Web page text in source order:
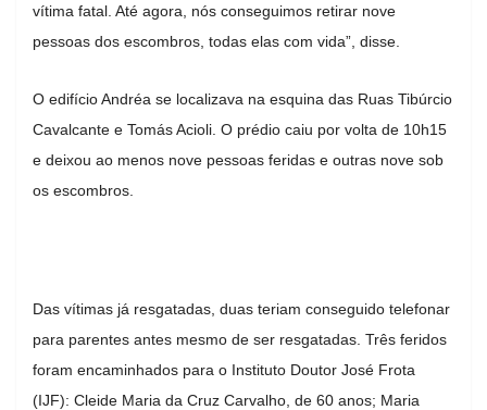
vítima fatal. Até agora, nós conseguimos retirar nove
pessoas dos escombros, todas elas com vida”, disse.
O edifício Andréa se localizava na esquina das Ruas Tibúrcio
Cavalcante e Tomás Acioli. O prédio caiu por volta de 10h15
e deixou ao menos nove pessoas feridas e outras nove sob
os escombros.
Das vítimas já resgatadas, duas teriam conseguido telefonar
para parentes antes mesmo de ser resgatadas. Três feridos
foram encaminhados para o Instituto Doutor José Frota
(IJF): Cleide Maria da Cruz Carvalho, de 60 anos; Maria